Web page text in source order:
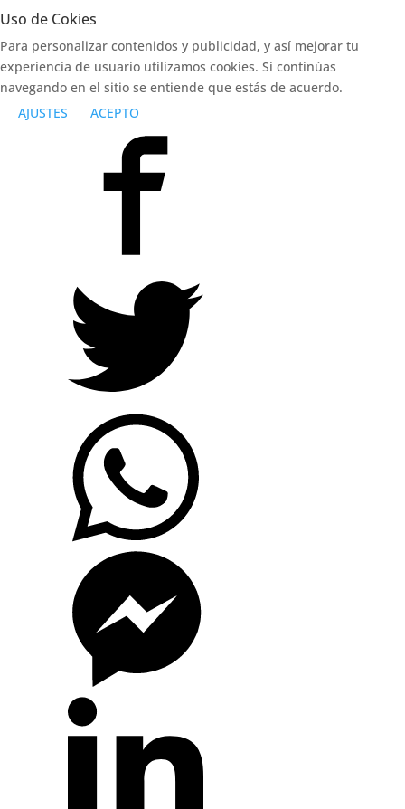
Uso de Cokies
Para personalizar contenidos y publicidad, y así mejorar tu
experiencia de usuario utilizamos cookies. Si continúas
navegando en el sitio se entiende que estás de acuerdo.
AJUSTES
ACEPTO